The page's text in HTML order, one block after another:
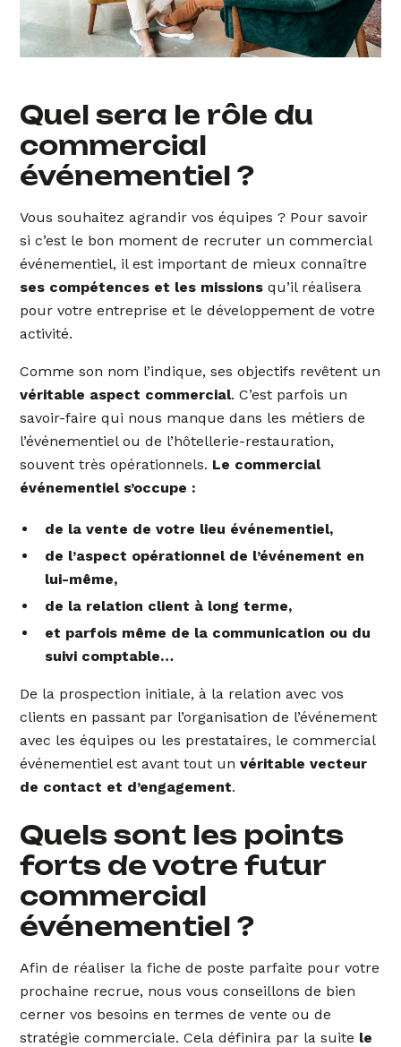
Quel sera le rôle du
commercial
événementiel ?
Vous souhaitez agrandir vos équipes ? Pour savoir
si c’est le bon moment de recruter un commercial
événementiel, il est important de mieux connaître
ses compétences et les missionsqu’il réalisera
pour votre entreprise et le développement de votre
activité.
Comme son nom l’indique, ses objectifs revêtent un
véritable aspect commercial. C’est parfois un
savoir-faire qui nous manque dans les métiers de
l’événementiel ou de l’hôtellerie-restauration,
souvent très opérationnels. Le commercial
événementiel s’occupe :
de la vente de votre lieu événementiel,
de l’aspect opérationnel de l’événement en
lui-même,
de la relation client à long terme,
et parfois même de la communication ou du
suivi comptable…
De la prospection initiale, à la relation avec vos
clients en passant par l’organisation de l’événement
avec les équipes ou les prestataires, le commercial
événementiel est avant tout un véritable vecteur
de contact et d’engagement.
Quels sont les points
forts de votre futur
commercial
événementiel ?
Afin de réaliser la fiche de poste parfaite pour votre
prochaine recrue, nous vous conseillons de bien
cerner vos besoins en termes de vente ou de
stratégie commerciale. Cela définira par la suite le